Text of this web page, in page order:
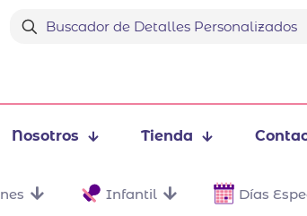
Nosotros Tienda
Infantil Días